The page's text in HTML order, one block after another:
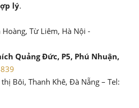
lý.
Từ Liêm, Hà Nội -
Quảng Đức, P5, Phú Nhuận,
Bôi, Thanh Khê, Đà Nẵng – Tel: